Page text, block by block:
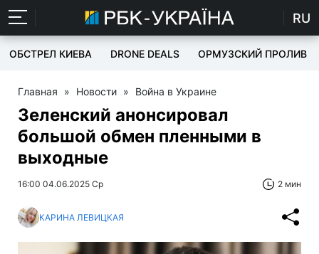
RU
ОБСТРЕЛ КИЕВА DRONE DEALS ОРМУЗСКИЙ ПРОЛИВ
Главная » Новости » Война в Украине
Зеленский анонсировал
большой обмен пленными в
выходные
16:00 04.06.2025 Ср 2 мин
КАРИНА ЛЕВИЦКАЯ